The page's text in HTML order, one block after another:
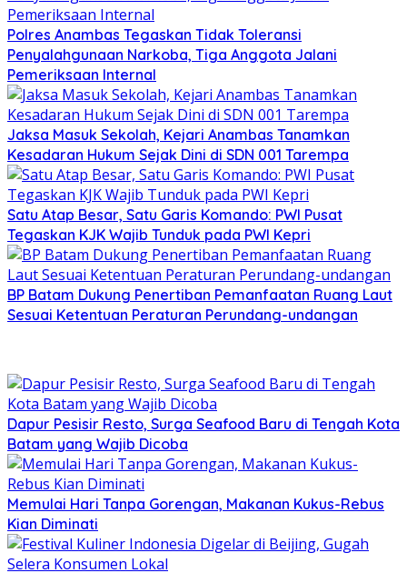
Polres Anambas Tegaskan Tidak Toleransi
Penyalahgunaan Narkoba, Tiga Anggota Jalani
Pemeriksaan Internal
Jaksa Masuk Sekolah, Kejari Anambas Tanamkan
Kesadaran Hukum Sejak Dini di SDN 001 Tarempa
Satu Atap Besar, Satu Garis Komando: PWI Pusat
Tegaskan KJK Wajib Tunduk pada PWI Kepri
BP Batam Dukung Penertiban Pemanfaatan Ruang Laut
Sesuai Ketentuan Peraturan Perundang-undangan
Dapur Pesisir Resto, Surga Seafood Baru di Tengah Kota
Batam yang Wajib Dicoba
Memulai Hari Tanpa Gorengan, Makanan Kukus-Rebus
Kian Diminati